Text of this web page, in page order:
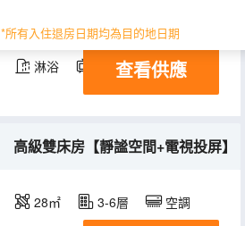
*所有入住退房日期均為目的地日期
38㎡ 4-6層 空調
淋浴 電視機
查看供應
高級雙床房【靜謐空間+電視投屏】
28㎡ 3-6層 空調